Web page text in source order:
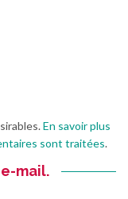
En savoir plus
sont traitées.
mail.